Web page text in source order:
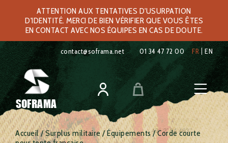
ATTENTION AUX TENTATIVES D'USURPATION
D'IDENTITÉ. MERCI DE BIEN VÉRIFIER QUE VOUS ÊTES
EN CONTACT AVEC NOS ÉQUIPES EN CAS DE DOUTE.
contact@soframa.net 01 34 47 72 00 FR EN
SOFRAMA
Accueil/Surplus militaire/Équipements/ Corde courte